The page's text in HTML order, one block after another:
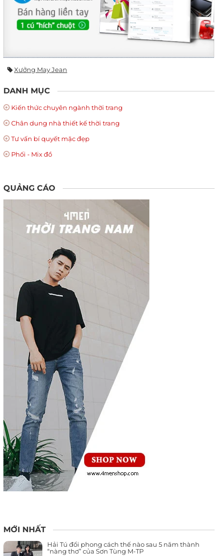
Xưởng May Jean
DANH MỤC
Kiến thức chuyên ngành thời trang
Chân dung nhà thiết kế thời trang
Tư vấn bí quyết mặc đẹp
Phối - Mix đồ
QUẢNG CÁO
MỚI NHẤT
Hải Tú đổi phong cách thế nào sau 5 năm thành
“nàng thơ” của Sơn Tùng M-TP